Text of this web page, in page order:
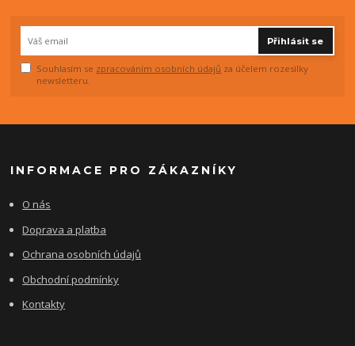
Přihlásit se
Souhlasím se zpracováním osobních údajů za účelem rozesílky
newsletteru.
INFORMACE PRO ZÁKAZNÍKY
O nás
Doprava a platba
Ochrana osobních údajů
Obchodní podmínky
Kontakty